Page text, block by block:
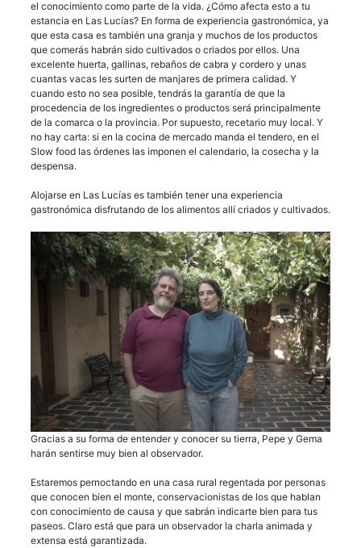
el conocimiento como parte de la vida. ¿Cómo afecta esto a tu
estancia en Las Lucías? En forma de experiencia gastronómica, ya
que esta casa es también una granja y muchos de los productos
que comerás habrán sido cultivados o criados por ellos. Una
excelente huerta, gallinas, rebaños de cabra y cordero y unas
cuantas vacas les surten de manjares de primera calidad. Y
cuando esto no sea posible, tendrás la garantía de que la
procedencia de los ingredientes o productos será principalmente
de la comarca o la provincia. Por supuesto, recetario muy local. Y
no hay carta: si en la cocina de mercado manda el tendero, en el
Slow food las órdenes las imponen el calendario, la cosecha y la
despensa.
Alojarse en Las Lucías es también tener una experiencia
gastronómica disfrutando de los alimentos allí criados y cultivados.
Gracias a su forma de entender y conocer su tierra, Pepe y Gema
harán sentirse muy bien al observador.
Estaremos pernoctando en una casa rural regentada por personas
que conocen bien el monte, conservacionistas de los que hablan
con conocimiento de causa y que sabrán indicarte bien para tus
paseos. Claro está que para un observador la charla animada y
extensa está garantizada.